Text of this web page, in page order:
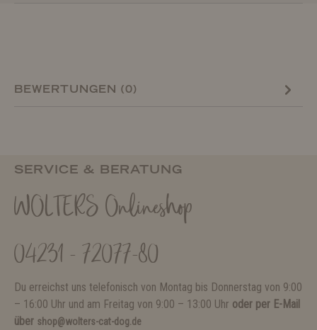
BEWERTUNGEN (0)
SERVICE & BERATUNG
WOLTERS Onlineshop
04231 - 72077-80
Du erreichst uns telefonisch von Montag bis Donnerstag von 9:00
– 16:00 Uhr und am Freitag von 9:00 – 13:00 Uhr oder per E-Mail
über shop@wolters-cat-dog.de